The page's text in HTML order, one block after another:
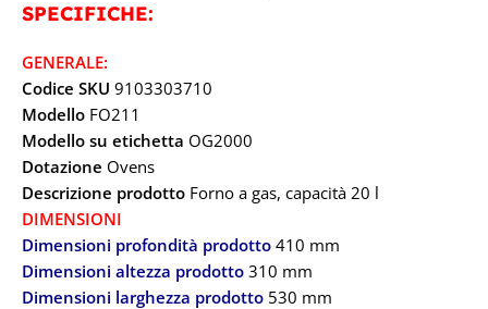
SPECIFICHE:
GENERALE:
Codice SKU 9103303710
Modello FO211
Modello su etichetta OG2000
Dotazione Ovens
Descrizione prodotto Forno a gas, capacità 20 l
DIMENSIONI
Dimensioni profondità prodotto 410 mm
Dimensioni altezza prodotto 310 mm
Dimensioni larghezza prodotto 530 mm